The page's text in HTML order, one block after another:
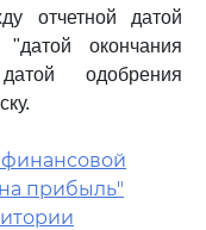
отчетной датой
окончания
одобрения
на прибыль"